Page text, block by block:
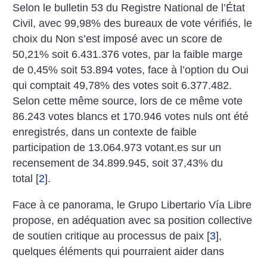
Selon le bulletin 53 du Registre National de l’État
Civil, avec 99,98% des bureaux de vote vérifiés, le
choix du Non s’est imposé avec un score de
50,21% soit 6.431.376 votes, par la faible marge
de 0,45% soit 53.894 votes, face à l’option du Oui
qui comptait 49,78% des votes soit 6.377.482.
Selon cette même source, lors de ce même vote
86.243 votes blancs et 170.946 votes nuls ont été
enregistrés, dans un contexte de faible
participation de 13.064.973 votant.es sur un
recensement de 34.899.945, soit 37,43% du
total [2].
Face à ce panorama, le Grupo Libertario Vía Libre
propose, en adéquation avec sa position collective
de soutien critique au processus de paix [3],
quelques éléments qui pourraient aider dans